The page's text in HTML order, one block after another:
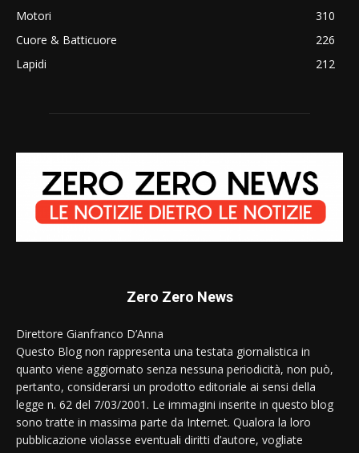
Motori
310
Cuore & Batticuore
226
Lapidi
212
Zero Zero News
Direttore Gianfranco D’Anna
Questo Blog non rappresenta una testata giornalistica in
quanto viene aggiornato senza nessuna periodicità, non può,
pertanto, considerarsi un prodotto editoriale ai sensi della
legge n. 62 del 7/03/2001. Le immagini inserite in questo blog
sono tratte in massima parte da Internet. Qualora la loro
pubblicazione violasse eventuali diritti d’autore, vogliate